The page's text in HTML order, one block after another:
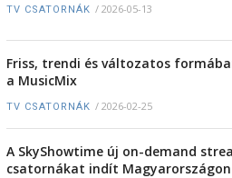
TV CSATORNÁK / 2026-05-13
Friss, trendi és változatos
a MusicMix
TV CSATORNÁK / 2026-02-25
A SkyShowtime új on-demand
csatornákat indít Magyarországon